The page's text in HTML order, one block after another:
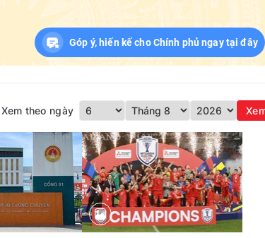
Góp ý, hiến kế cho Chính phủ ngay tại đây
Xem theo ngày